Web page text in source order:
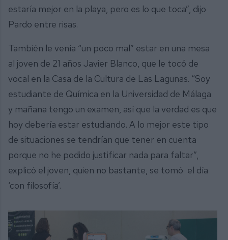
estaría mejor en la playa, pero es lo que toca”, dijo
Pardo entre risas.
También le venía “un poco mal” estar en una mesa
al joven de 21 años Javier Blanco, que le tocó de
vocal en la Casa de la Cultura de Las Lagunas. “Soy
estudiante de Química en la Universidad de Málaga
y mañana tengo un examen, así que la verdad es que
hoy debería estar estudiando. A lo mejor este tipo
de situaciones se tendrían que tener en cuenta
porque no he podido justificar nada para faltar”,
explicó el joven, quien no bastante, se tomó el día
‘con filosofía’.